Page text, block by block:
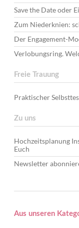
Save the Date oder
Zum Niederknien:
Der Engagement-
Verlobungsring.
Freie Trauung
Praktischer
Zu uns
Hochzeitsplanung
Euch
Newsletter
Aus unseren